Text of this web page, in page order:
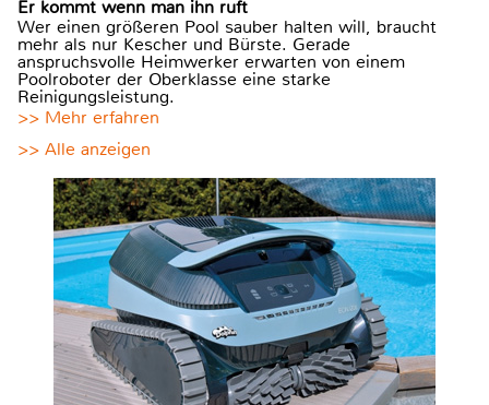
Er kommt wenn man ihn ruft
Wer einen größeren Pool sauber halten will, braucht
mehr als nur Kescher und Bürste. Gerade
anspruchsvolle Heimwerker erwarten von einem
Poolroboter der Oberklasse eine starke
Reinigungsleistung.
>> Mehr erfahren
>> Alle anzeigen